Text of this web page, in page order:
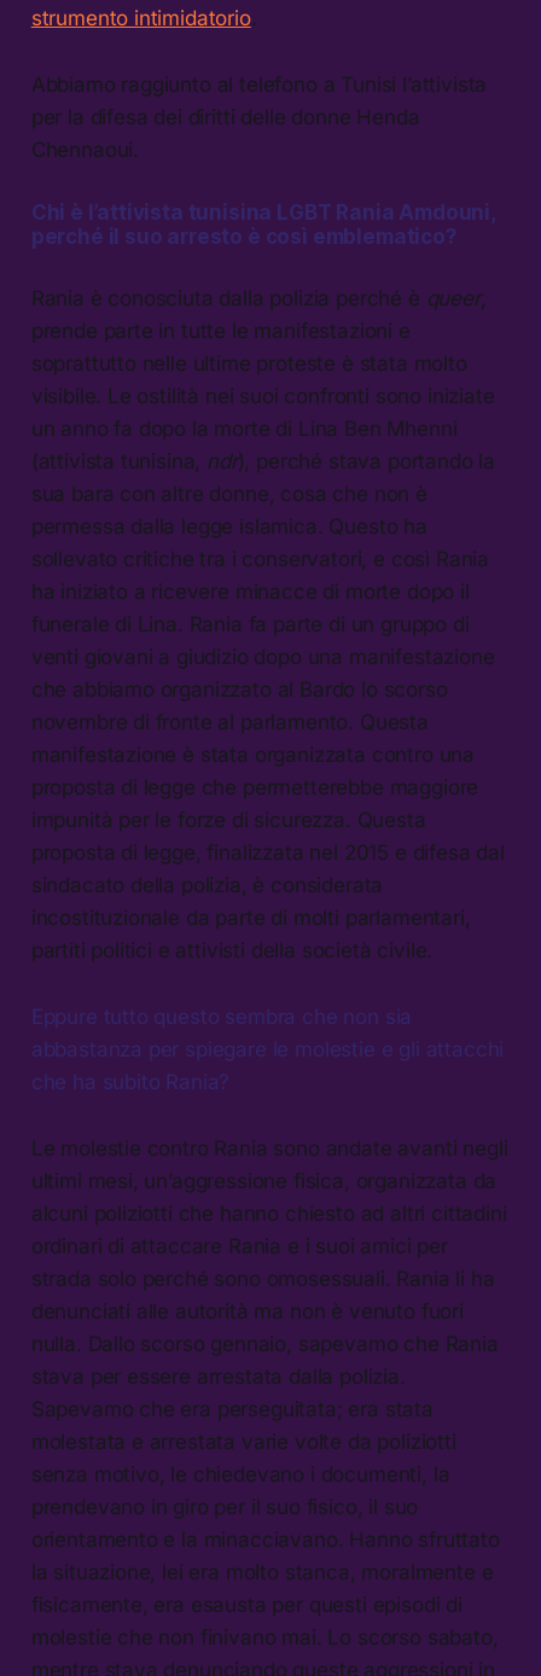
strumento intimidatorio.
Abbiamo raggiunto al telefono a Tunisi l’attivista
per la difesa dei diritti delle donne Henda
Chennaoui.
Chi è l’attivista tunisina LGBT Rania Amdouni,
perché il suo arresto è così emblematico?
Rania è conosciuta dalla polizia perché è queer,
prende parte in tutte le manifestazioni e
soprattutto nelle ultime proteste è stata molto
visibile. Le ostilità nei suoi confronti sono iniziate
un anno fa dopo la morte di Lina Ben Mhenni
(attivista tunisina, ndr), perché stava portando la
sua bara con altre donne, cosa che non è
permessa dalla legge islamica. Questo ha
sollevato critiche tra i conservatori, e così Rania
ha iniziato a ricevere minacce di morte dopo il
funerale di Lina. Rania fa parte di un gruppo di
venti giovani a giudizio dopo una manifestazione
che abbiamo organizzato al Bardo lo scorso
novembre di fronte al parlamento. Questa
manifestazione è stata organizzata contro una
proposta di legge che permetterebbe maggiore
impunità per le forze di sicurezza. Questa
proposta di legge, finalizzata nel 2015 e difesa dal
sindacato della polizia, è considerata
incostituzionale da parte di molti parlamentari,
partiti politici e attivisti della società civile.
Eppure tutto questo sembra che non sia
abbastanza per spiegare le molestie e gli attacchi
che ha subito Rania?
Le molestie contro Rania sono andate avanti negli
ultimi mesi, un’aggressione fisica, organizzata da
alcuni poliziotti che hanno chiesto ad altri cittadini
ordinari di attaccare Rania e i suoi amici per
strada solo perché sono omosessuali. Rania li ha
denunciati alle autorità ma non è venuto fuori
nulla. Dallo scorso gennaio, sapevamo che Rania
stava per essere arrestata dalla polizia.
Sapevamo che era perseguitata; era stata
molestata e arrestata varie volte da poliziotti
senza motivo, le chiedevano i documenti, la
prendevano in giro per il suo fisico, il suo
orientamento e la minacciavano. Hanno sfruttato
la situazione, lei era molto stanca, moralmente e
fisicamente, era esausta per questi episodi di
molestie che non finivano mai. Lo scorso sabato,
mentre stava denunciando queste aggressioni in